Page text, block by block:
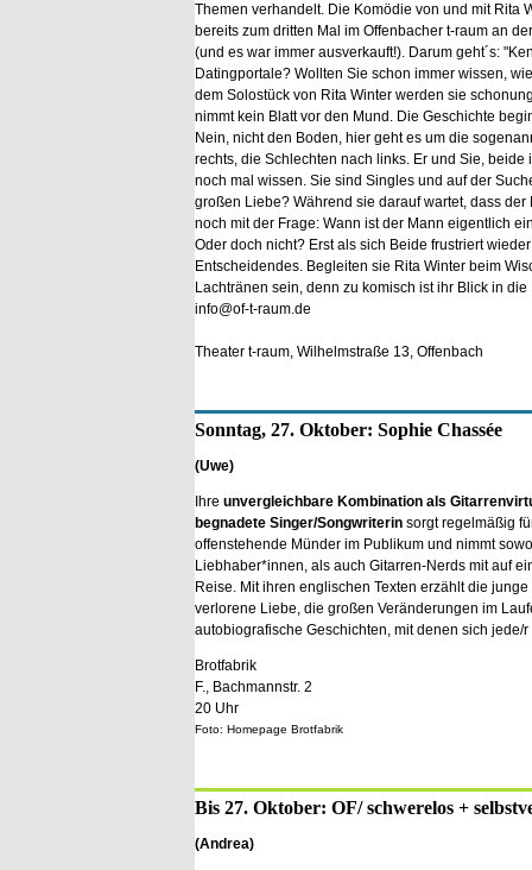
Themen verhandelt. Die Komödie von und mit Rita
bereits zum dritten Mal im Offenbacher t-raum an
(und es war immer ausverkauft!). Darum geht´s:
Datingportale? Wollten Sie schon immer wissen,
dem Solostück von Rita Winter werden sie
nimmt kein Blatt vor den Mund. Die Geschichte
Nein, nicht den Boden, hier geht es um die
rechts, die Schlechten nach links. Er und Sie,
noch mal wissen. Sie sind Singles und auf der
großen Liebe? Während sie darauf wartet, dass
noch mit der Frage: Wann ist der Mann eigentlich
Oder doch nicht? Erst als sich Beide frustriert
Entscheidendes. Begleiten sie Rita Winter beim
Lachtränen sein, denn zu komisch ist ihr Blick in
info@of-t-raum.de
Theater t-raum, Wilhelmstraße 13, Offenbach
Sonntag, 27. Oktober: Sophie Chassée
(Uwe)
Ihre unvergleichbare Kombination als
begnadete Singer/Songwriterin sorgt regelmäßig
offenstehende Münder im Publikum und nimmt
Liebhaber*innen, als auch Gitarren-Nerds mit auf
Reise. Mit ihren englischen Texten erzählt die
verlorene Liebe, die großen Veränderungen im
autobiografische Geschichten, mit denen sich jede/
Brotfabrik
F., Bachmannstr. 2
20 Uhr
Foto: Homepage Brotfabrik
Bis 27. Oktober: OF/ schwerelos +
(Andrea)